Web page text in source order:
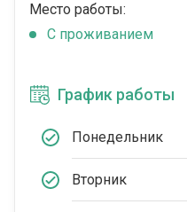
Место работы:
C проживанием
График работы
Понедельник
Вторник